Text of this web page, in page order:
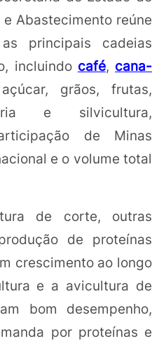
Abastecimento reúne
principais cadeias
incluindo café, cana-
grãos, frutas,
e silvicultura,
de Minas
e o volume total
de corte, outras
de proteínas
crescimento ao longo
e a avicultura de
bom desempenho,
por proteínas e